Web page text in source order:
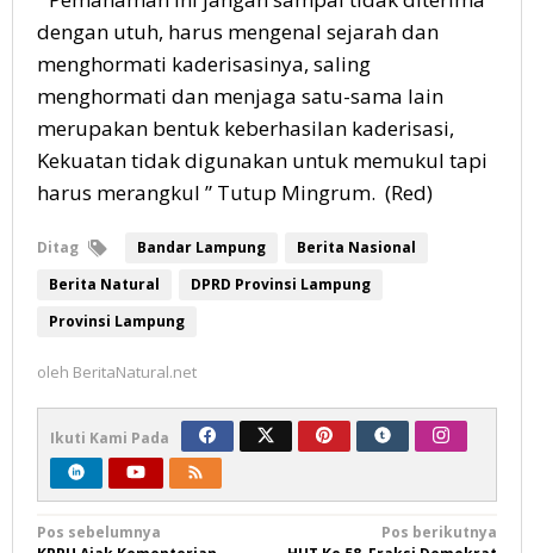
dengan utuh, harus mengenal sejarah dan
menghormati kaderisasinya, saling
menghormati dan menjaga satu-sama lain
merupakan bentuk keberhasilan kaderisasi,
Kekuatan tidak digunakan untuk memukul tapi
harus merangkul ” Tutup Mingrum. (Red)
Ditag Bandar Lampung
Berita Nasional
Berita Natural
DPRD Provinsi Lampung
Provinsi Lampung
oleh BeritaNatural.net
Ikuti Kami Pada
Navigasi
Pos sebelumnya
Pos berikutnya